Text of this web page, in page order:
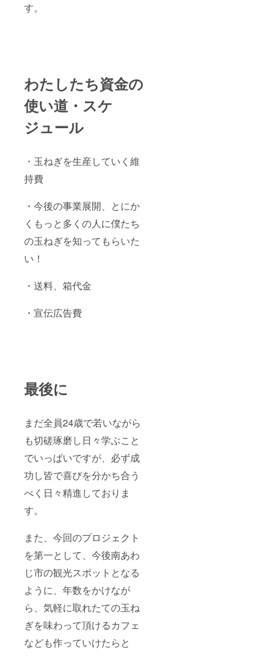
す。
わたしたち資金の
使い道・スケ
ジュール
・玉ねぎを生産していく維
持費
・今後の事業展開、とにか
くもっと多くの人に僕たち
の玉ねぎを知ってもらいた
い！
・送料、箱代金
・宣伝広告費
最後に
まだ全員24歳で若いながら
も切磋琢磨し日々学ぶこと
でいっぱいですが、必ず成
功し皆で喜びを分かち合う
べく日々精進しておりま
す。
また、今回のプロジェクト
を第一として、今後南あわ
じ市の観光スポットとなる
ように、年数をかけなが
ら、気軽に取れたての玉ね
ぎを味わって頂けるカフェ
なども作っていけたらと